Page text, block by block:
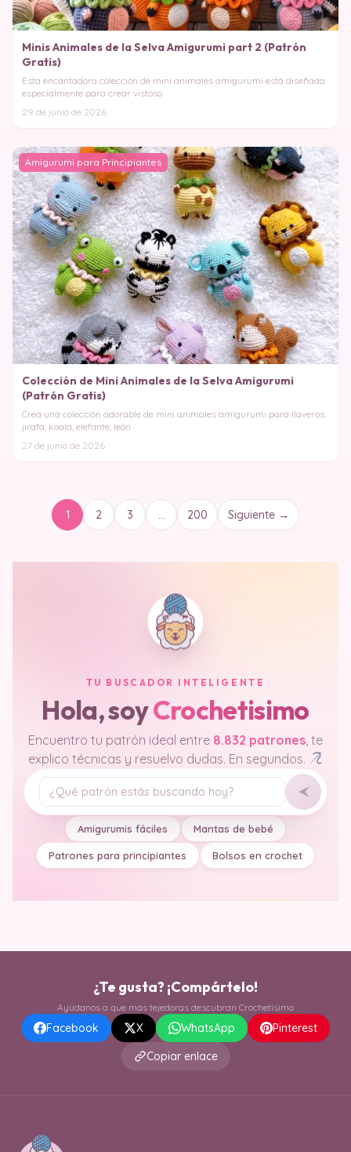
Minis Animales de la Selva Amigurumi part 2 (Patrón
Gratis)
Esta encantadora colección de mini animales amigurumi está diseñada
especialmente para crear vistoso
29 de junio de 2026
Amigurumi para Principiantes
Colección de Mini Animales de la Selva Amigurumi
(Patrón Gratis)
Crea una colección adorable de mini animales amigurumi para llaveros:
jirafa, koala, elefante, león
27 de junio de 2026
1 2 3 … 200 Siguiente →
TU BUSCADOR INTELIGENTE
Hola, soyCrochetisimo
Encuentro tu patrón ideal entre 8.832 patrones , te
explico técnicas y resuelvo dudas. En segundos.
Tu pregunta
Amigurumis fáciles Mantas de bebé
Patrones para principiantes Bolsos en crochet
¿Te gusta? ¡Compártelo!
Ayúdanos a que más tejedoras descubran Crochetísimo
Facebook X WhatsApp
Pinterest
Copiar enlace